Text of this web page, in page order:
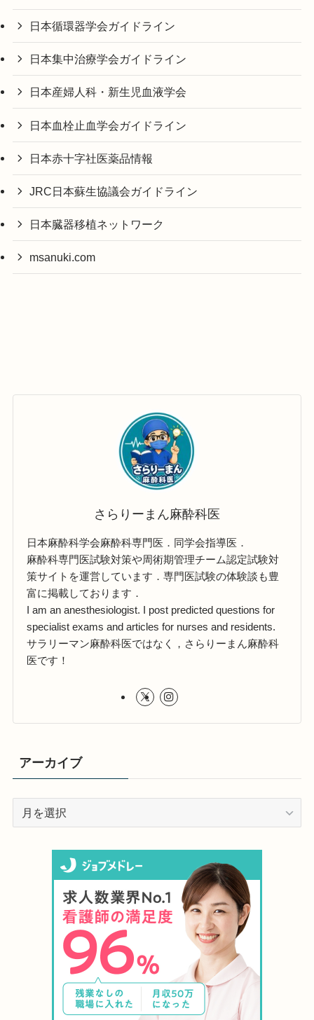
日本循環器学会ガイドライン
日本集中治療学会ガイドライン
日本産婦人科・新生児血液学会
日本血栓止血学会ガイドライン
日本赤十字社医薬品情報
JRC日本蘇生協議会ガイドライン
日本臓器移植ネットワーク
msanuki.com
さらりーまん麻酔科医
日本麻酔科学会麻酔科専門医．同学会指導医．
麻酔科専門医試験対策や周術期管理チーム認定試験対
策サイトを運営しています．専門医試験の体験談も豊
富に掲載しております．
I am an anesthesiologist. I post predicted questions for
specialist exams and articles for nurses and residents.
サラリーマン麻酔科医ではなく，さらりーまん麻酔科
医です！
アーカイブ